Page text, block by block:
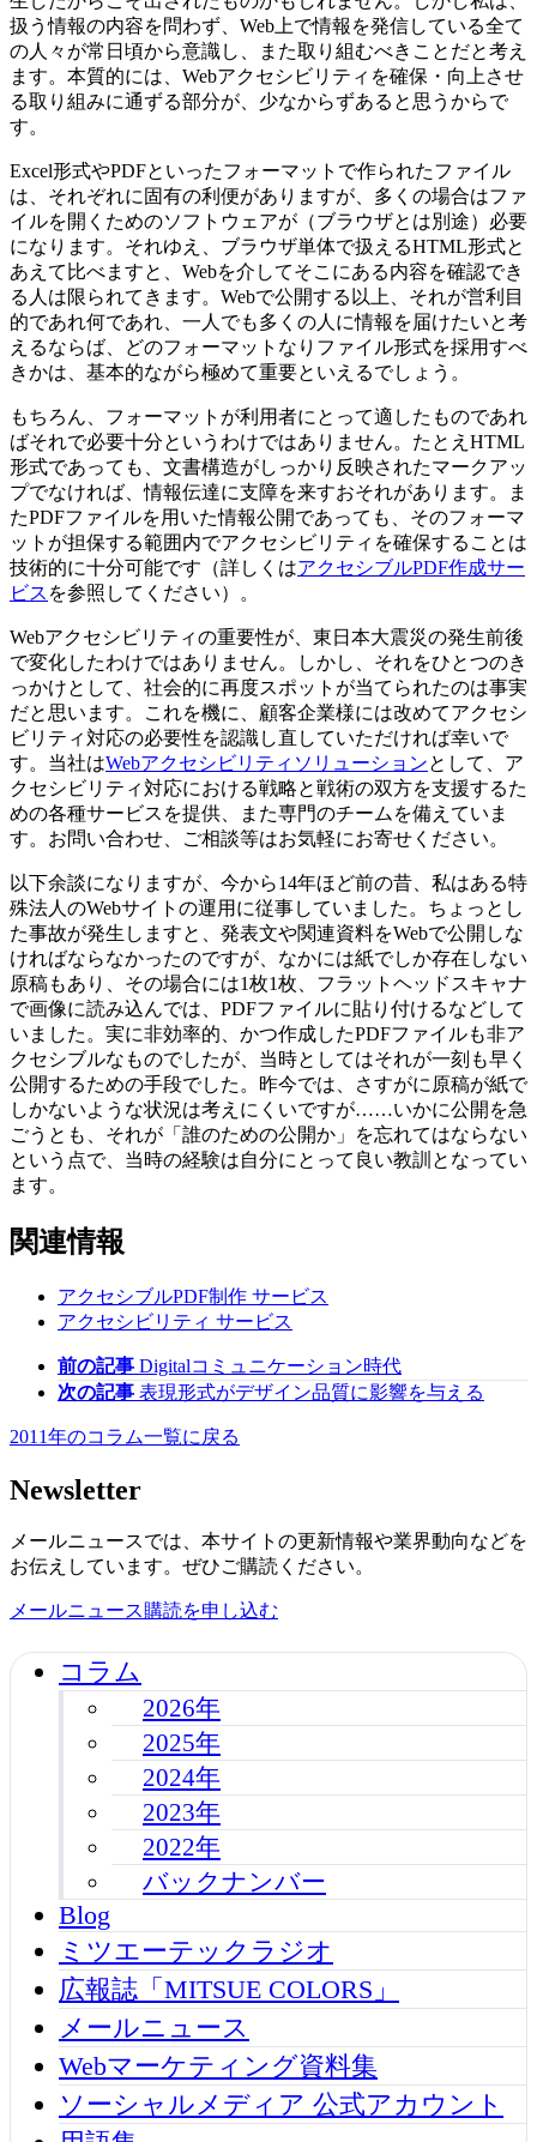
扱う情報の内容を問わず、Web上で情報を発信している全て
の人々が常日頃から意識し、また取り組むべきことだと考え
ます。本質的には、Webアクセシビリティを確保・向上させ
る取り組みに通ずる部分が、少なからずあると思うからで
す。
Excel形式やPDFといったフォーマットで作られたファイル
は、それぞれに固有の利便がありますが、多くの場合はファ
イルを開くためのソフトウェアが（ブラウザとは別途）必要
になります。それゆえ、ブラウザ単体で扱えるHTML形式と
あえて比べますと、Webを介してそこにある内容を確認でき
る人は限られてきます。Webで公開する以上、それが営利目
的であれ何であれ、一人でも多くの人に情報を届けたいと考
えるならば、どのフォーマットなりファイル形式を採用すべ
きかは、基本的ながら極めて重要といえるでしょう。
もちろん、フォーマットが利用者にとって適したものであれ
ばそれで必要十分というわけではありません。たとえHTML
形式であっても、文書構造がしっかり反映されたマークアッ
プでなければ、情報伝達に支障を来すおそれがあります。ま
たPDFファイルを用いた情報公開であっても、そのフォーマ
ットが担保する範囲内でアクセシビリティを確保することは
技術的に十分可能です（詳しくはアクセシブルPDF作成サー
ビス を参照してください）。
Webアクセシビリティの重要性が、東日本大震災の発生前後
で変化したわけではありません。しかし、それをひとつのき
っかけとして、社会的に再度スポットが当てられたのは事実
だと思います。これを機に、顧客企業様には改めてアクセシ
ビリティ対応の必要性を認識し直していただければ幸いで
す。当社はWebアクセシビリティソリューションとして、ア
クセシビリティ対応における戦略と戦術の双方を支援するた
めの各種サービスを提供、また専門のチームを備えていま
す。お問い合わせ、ご相談等はお気軽にお寄せください。
以下余談になりますが、今から14年ほど前の昔、私はある特
殊法人のWebサイトの運用に従事していました。ちょっとし
た事故が発生しますと、発表文や関連資料をWebで公開しな
ければならなかったのですが、なかには紙でしか存在しない
原稿もあり、その場合には1枚1枚、フラットヘッドスキャナ
で画像に読み込んでは、PDFファイルに貼り付けるなどして
いました。実に非効率的、かつ作成したPDFファイルも非ア
クセシブルなものでしたが、当時としてはそれが一刻も早く
公開するための手段でした。昨今では、さすがに原稿が紙で
しかないような状況は考えにくいですが……いかに公開を急
ごうとも、それが「誰のための公開か」を忘れてはならない
という点で、当時の経験は自分にとって良い教訓となってい
ます。
関連情報
アクセシブルPDF制作 サービス
アクセシビリティ サービス
前の記事 Digitalコミュニケーション時代
次の記事 表現形式がデザイン品質に影響を与える
2011年のコラム一覧に戻る
Newsletter
メールニュースでは、本サイトの更新情報や業界動向などを
お伝えしています。ぜひご購読ください。
メールニュース購読を申し込む
コラム
2026年
2025年
2024年
2023年
2022年
バックナンバー
Blog
ミツエーテックラジオ
広報誌「MITSUE COLORS」
メールニュース
Webマーケティング資料集
ソーシャルメディア 公式アカウント